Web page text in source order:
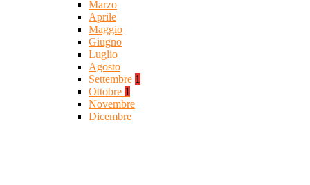
Marzo
Aprile
Maggio
Giugno
Luglio
Agosto
Settembre 1
Ottobre 1
Novembre
Dicembre